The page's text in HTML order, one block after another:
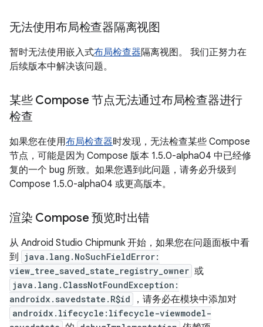
无法使用布局检查器隔离视图
暂时无法使用嵌入式布局检查器隔离视图。 我们正努力在
后续版本中解决该问题。
某些 Compose 节点无法通过布局检查器进行
检查
如果您在使用布局检查器时发现，无法检查某些 Compose
节点，可能是因为 Compose 版本 1.5.0-alpha04 中已经修
复的一个 bug 所致。如果您遇到此问题，请务必升级到
Compose 1.5.0-alpha04 或更高版本。
渲染 Compose 预览时出错
从 Android Studio Chipmunk 开始，如果您在问题面板中看
到
java.lang.NoSuchFieldError:
view_tree_saved_state_registry_owner 或
java.lang.ClassNotFoundException:
androidx.savedstate.R$id
，请务必在模块中添加对
androidx.lifecycle:lifecycle-viewmodel-